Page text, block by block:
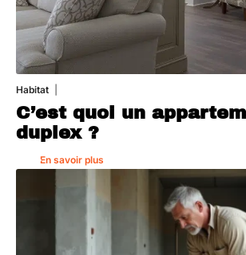
Habitat
C’est quoi un
duplex ?
En savoir plus